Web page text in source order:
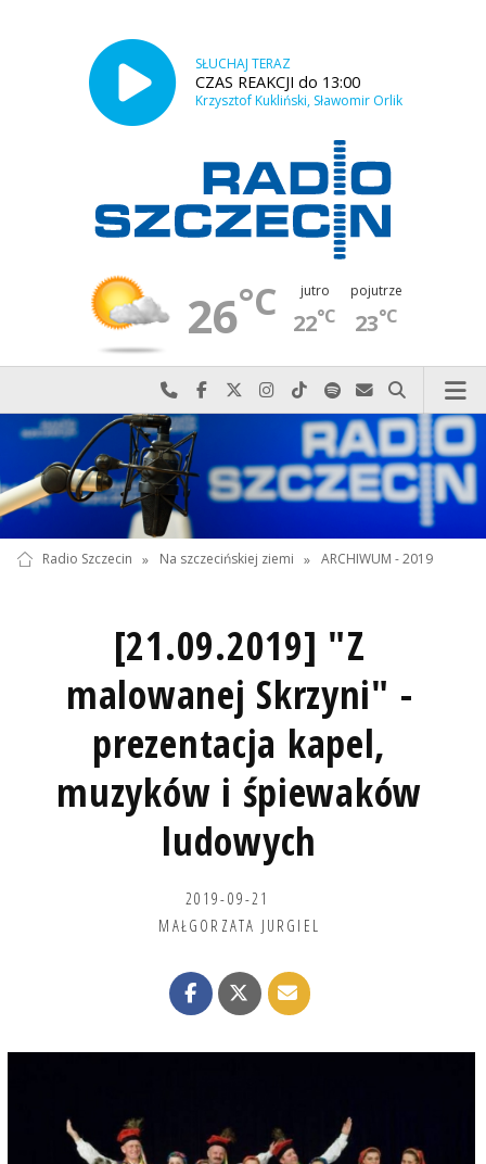
SŁUCHAJ TERAZ
CZAS REAKCJI do 13:00
Krzysztof Kukliński, Sławomir Orlik
26°C jutro
22°C
pojutrze
23°C
Najlepiej po prostu do nas zadzwoń
Odwiedź nas na Facebook-u
Odwiedź nas na X
Odwiedź nas na Instagram-ie
Odwiedź nas na TikTok-u
Szukaj nas na Spotify
Wyślij do nas
Szukaj
Radio Szczecin » Na szczecińskiej ziemi » ARCHIWUM - 2019
[21.09.2019] "Z
malowanej Skrzyni" -
prezentacja kapel,
muzyków i śpiewaków
ludowych
2019-09-21
MAŁGORZATA JURGIEL